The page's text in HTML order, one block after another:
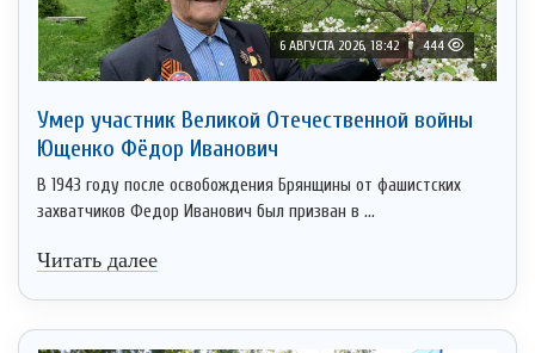
6 АВГУСТА 2026, 18:42 444
Умер участник Великой Отечественной войны
Ющенко Фёдор Иванович
В 1943 году после освобождения Брянщины от фашистских
захватчиков Федор Иванович был призван в ...
Читать далее